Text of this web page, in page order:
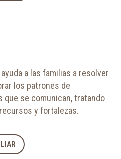
a las familias a resolver
los patrones de
que se comunican, tratando
y fortalezas.